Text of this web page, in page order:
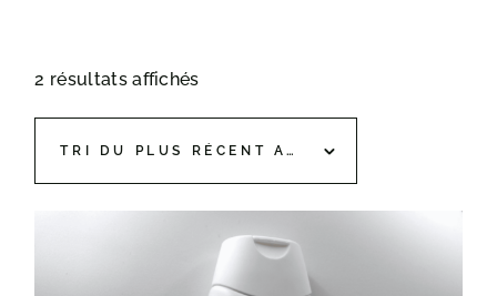
2 résultats affichés
TRI DU PLUS RÉCENT AU PLUS ANCIEN